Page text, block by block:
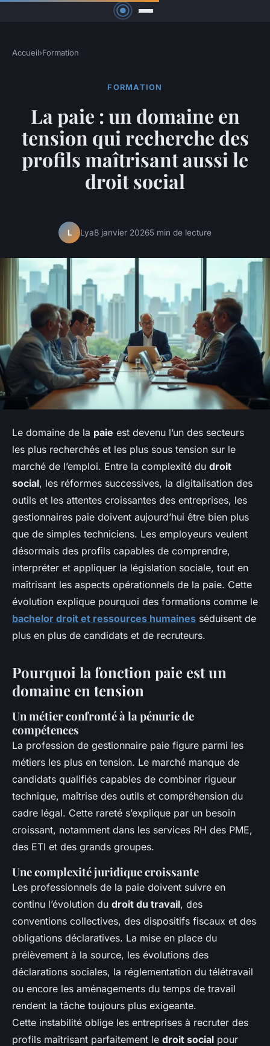
Accueil›Formation
FORMATION
La paie : un domaine en
tension qui recherche des
profils maîtrisant aussi le
droit social
L Lya8 janvier 20265 min de lecture
Le domaine de la paie est devenu l’un des secteurs
les plus recherchés et les plus sous tension sur le
marché de l’emploi. Entre la complexité du droit
social, les réformes successives, la digitalisation des
outils et les attentes croissantes des entreprises, les
gestionnaires paie doivent aujourd’hui être bien plus
que de simples techniciens. Les employeurs veulent
désormais des profils capables de comprendre,
interpréter et appliquer la législation sociale, tout en
maîtrisant les aspects opérationnels de la paie. Cette
évolution explique pourquoi des formations comme le
bachelor droit et ressources humaines séduisent de
plus en plus de candidats et de recruteurs.
Pourquoi la fonction paie est un
domaine en tension
Un métier confronté à la pénurie de
compétences
La profession de gestionnaire paie figure parmi les
métiers les plus en tension. Le marché manque de
candidats qualifiés capables de combiner rigueur
technique, maîtrise des outils et compréhension du
cadre légal. Cette rareté s’explique par un besoin
croissant, notamment dans les services RH des PME,
des ETI et des grands groupes.
Une complexité juridique croissante
Les professionnels de la paie doivent suivre en
continu l’évolution du droit du travail, des
conventions collectives, des dispositifs fiscaux et des
obligations déclaratives. La mise en place du
prélèvement à la source, les évolutions des
déclarations sociales, la réglementation du télétravail
ou encore les aménagements du temps de travail
rendent la tâche toujours plus exigeante.
Cette instabilité oblige les entreprises à recruter des
profils maîtrisant parfaitement le droit social pour